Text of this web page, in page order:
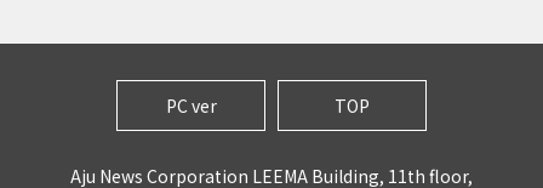
PC ver TOP
Aju News Corporation LEEMA Building, 11th floor,